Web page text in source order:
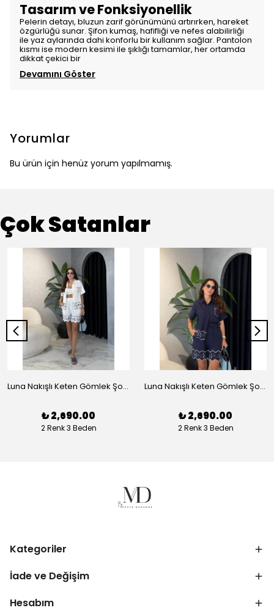
Tasarım ve Fonksiyonellik
Pelerin detayı, bluzun zarif görünümünü artırırken, hareket
özgürlüğü sunar. Şifon kumaş, hafifliği ve nefes alabilirliği
ile yaz aylarında dahi konforlu bir kullanım sağlar. Pantolon
kısmı ise modern kesimi ile şıklığı tamamlar, her ortamda
dikkat çekici bir
Devamını Göster
Yorumlar
Bu ürün için henüz yorum yapılmamış.
Çok Satanlar
Luna Nakışlı Keten Gömlek Şort Takım - Beyaz
₺ 2,690.00
2 Renk 3 Beden
Luna Nakışlı Keten Gömlek Şort Takım - Lacivert
₺ 2,690.00
2 Renk 3 Beden
Kategoriler
İade ve Değişim
Hesabım